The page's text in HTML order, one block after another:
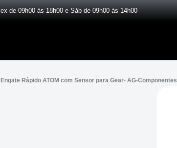
de 09h00 às 18h00 e Sáb de 09h00 às 14h00
Rápido ATOM com Sensor para Gear- AG-Componentes